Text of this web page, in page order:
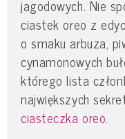
jagodowych. Nie
ciastek oreo z
o smaku arbuza,
cynamonowych
którego lista
największych
ciasteczka oreo.